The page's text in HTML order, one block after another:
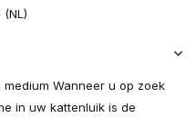
Wanneer u op zoek
in uw kattenluik is de